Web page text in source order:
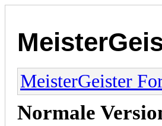
MeisterGeister
Normale